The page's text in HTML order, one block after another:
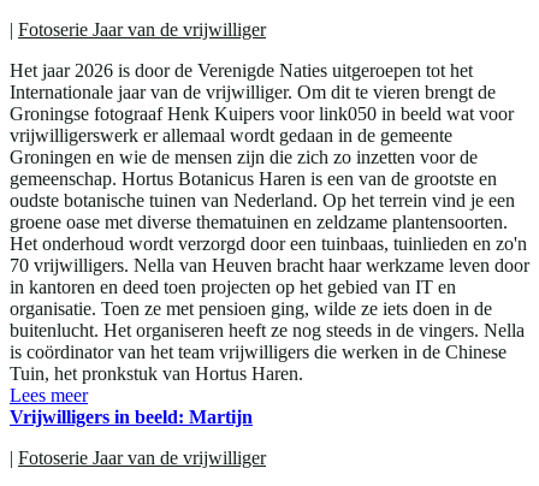
| Fotoserie Jaar van de vrijwilliger
Het jaar 2026 is door de Verenigde Naties uitgeroepen tot het
Internationale jaar van de vrijwilliger. Om dit te vieren brengt de
Groningse fotograaf Henk Kuipers voor link050 in beeld wat voor
vrijwilligerswerk er allemaal wordt gedaan in de gemeente
Groningen en wie de mensen zijn die zich zo inzetten voor de
gemeenschap. Hortus Botanicus Haren is een van de grootste en
oudste botanische tuinen van Nederland. Op het terrein vind je een
groene oase met diverse thematuinen en zeldzame plantensoorten.
Het onderhoud wordt verzorgd door een tuinbaas, tuinlieden en zo'n
70 vrijwilligers. Nella van Heuven bracht haar werkzame leven door
in kantoren en deed toen projecten op het gebied van IT en
organisatie. Toen ze met pensioen ging, wilde ze iets doen in de
buitenlucht. Het organiseren heeft ze nog steeds in de vingers. Nella
is coördinator van het team vrijwilligers die werken in de Chinese
Tuin, het pronkstuk van Hortus Haren.
Lees meer
Vrijwilligers in beeld: Martijn
| Fotoserie Jaar van de vrijwilliger